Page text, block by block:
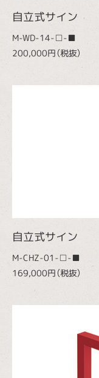
自立式サイン
M-WD-14-□-■
200,000円（税抜）
自立式サイン
M-CHZ-01-□-■
169,000円（税抜）